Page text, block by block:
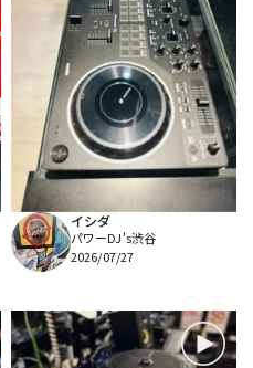
イシダ
パワーDJ's渋谷
2026/07/27